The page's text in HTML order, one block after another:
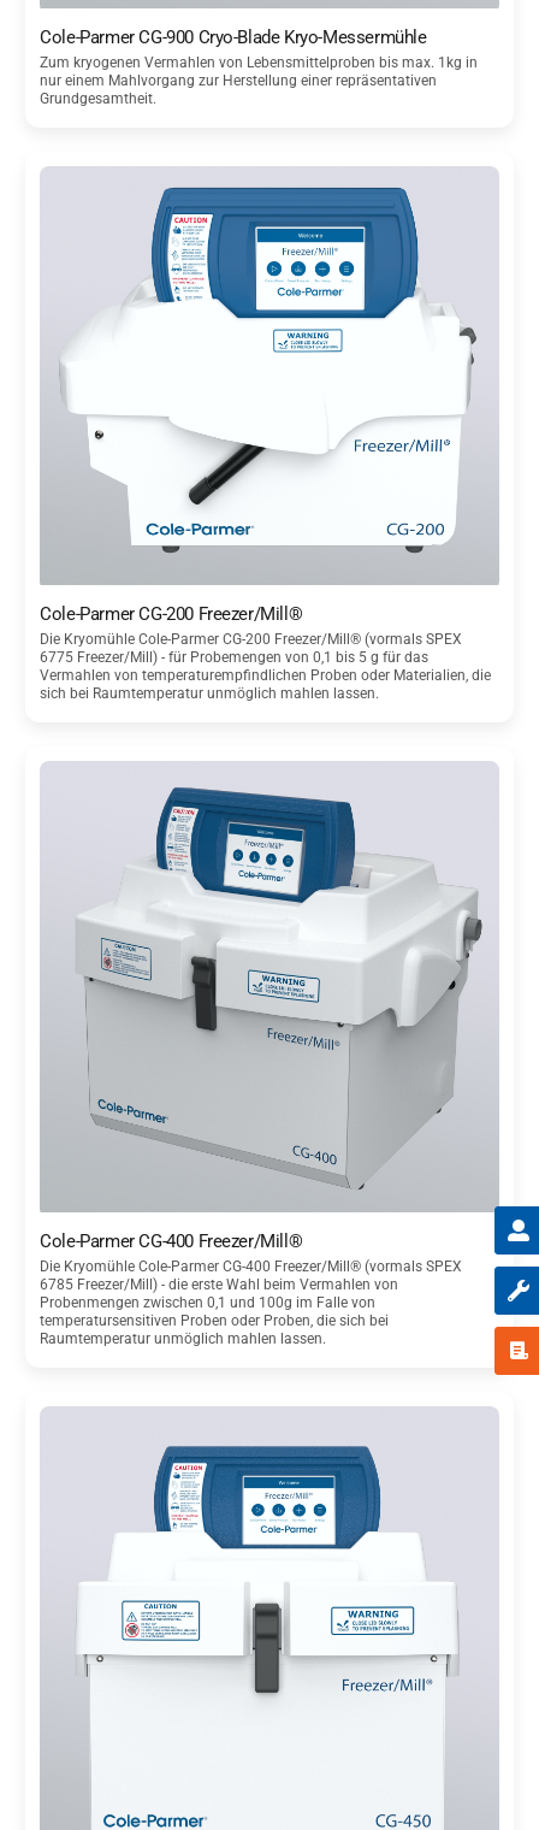
Cole-Parmer CG-900 Cryo-Blade Kryo-Messermühle
Zum kryogenen Vermahlen von Lebensmittelproben bis max. 1kg in
nur einem Mahlvorgang zur Herstellung einer repräsentativen
Grundgesamtheit.
Cole-Parmer CG-200 Freezer/Mill®
Die Kryomühle Cole-Parmer CG-200 Freezer/Mill® (vormals SPEX
6775 Freezer/Mill) - für Probemengen von 0,1 bis 5 g für das
Vermahlen von temperaturempfindlichen Proben oder Materialien, die
sich bei Raumtemperatur unmöglich mahlen lassen.
Cole-Parmer CG-400 Freezer/Mill®
Die Kryomühle Cole-Parmer CG-400 Freezer/Mill® (vormals SPEX
6785 Freezer/Mill) - die erste Wahl beim Vermahlen von
Probenmengen zwischen 0,1 und 100g im Falle von
temperatursensitiven Proben oder Proben, die sich bei
Raumtemperatur unmöglich mahlen lassen.